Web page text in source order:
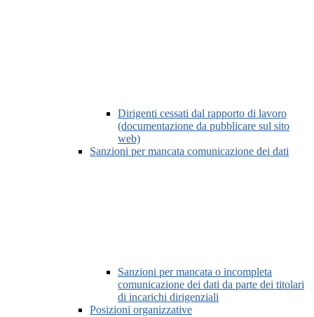
Dirigenti cessati dal rapporto di lavoro
(documentazione da pubblicare sul sito
web)
Sanzioni per mancata comunicazione dei dati
Sanzioni per mancata o incompleta
comunicazione dei dati da parte dei titolari
di incarichi dirigenziali
Posizioni organizzative